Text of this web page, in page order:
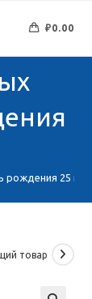
₽0.00
рождения 25 шт
товар